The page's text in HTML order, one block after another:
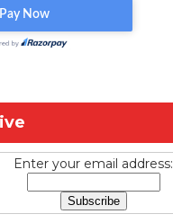
Enter your email address: